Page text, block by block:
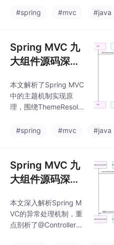
奥秘
于配置"原则自动从请求
计、默认实现DefaultRe
questToViewNameTra
nslator的转换规则（如
名等），以及在Dispatc
herServlet中的集成
点。
#spring #mvc #java
Spring MVC 九
大组件源码深度
emeResolver -
动态换肤的奥秘
本文解析了Spring MVC
中的主题机制实现原
理，围绕ThemeResolv
动态换肤场景下的核心
#spring #mvc #java
Spring MVC 九
大组件源码深度
ndlerException
Resolver - 异常
本文深入解析Spring M
VC的异常处理机制，重
点剖析了@ControllerA